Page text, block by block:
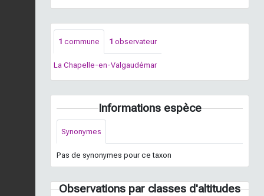
1 commune 1 observateur
La Chapelle-en-Valgaudémar
Informations espèce
Synonymes
Pas de synonymes pour ce taxon
Observations par classes d'altitudes